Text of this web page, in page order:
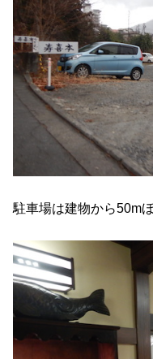
駐車場は建物から50m